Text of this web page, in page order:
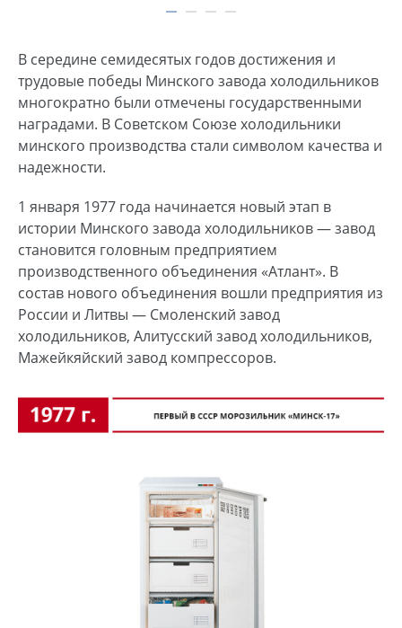
В середине семидесятых годов достижения и
трудовые победы Минского завода холодильников
многократно были отмечены государственными
наградами. В Советском Союзе холодильники
минского производства стали символом качества и
надежности.
1 января 1977 года начинается новый этап в
истории Минского завода холодильников — завод
становится головным предприятием
производственного объединения «Атлант». В
состав нового объединения вошли предприятия из
России и Литвы — Смоленский завод
холодильников, Алитусский завод холодильников,
Мажейкяйский завод компрессоров.